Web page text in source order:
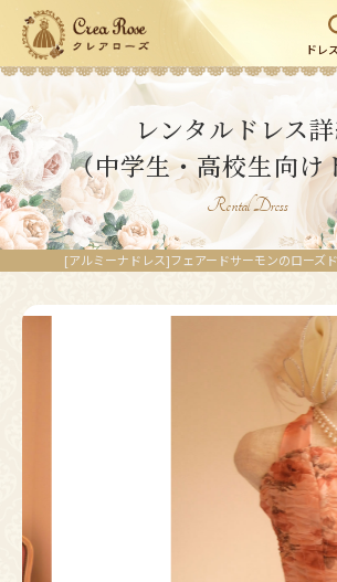
ドレ
レンタルドレス
（中学生・高校生向け
Rental Dress
Pr